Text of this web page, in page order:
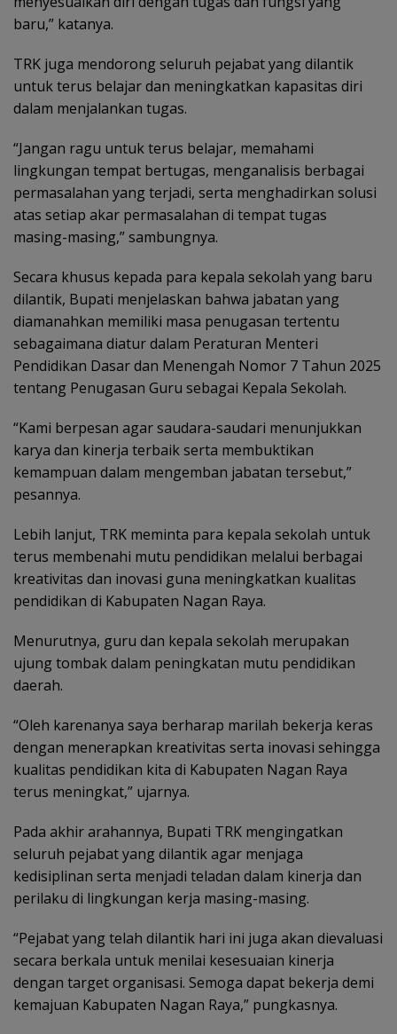
baru,” katanya.
TRK juga mendorong seluruh pejabat yang dilantik
untuk terus belajar dan meningkatkan kapasitas diri
dalam menjalankan tugas.
“Jangan ragu untuk terus belajar, memahami
lingkungan tempat bertugas, menganalisis berbagai
permasalahan yang terjadi, serta menghadirkan solusi
atas setiap akar permasalahan di tempat tugas
masing-masing,” sambungnya.
Secara khusus kepada para kepala sekolah yang baru
dilantik, Bupati menjelaskan bahwa jabatan yang
diamanahkan memiliki masa penugasan tertentu
sebagaimana diatur dalam Peraturan Menteri
Pendidikan Dasar dan Menengah Nomor 7 Tahun 2025
tentang Penugasan Guru sebagai Kepala Sekolah.
“Kami berpesan agar saudara-saudari menunjukkan
karya dan kinerja terbaik serta membuktikan
kemampuan dalam mengemban jabatan tersebut,”
pesannya.
Lebih lanjut, TRK meminta para kepala sekolah untuk
terus membenahi mutu pendidikan melalui berbagai
kreativitas dan inovasi guna meningkatkan kualitas
pendidikan di Kabupaten Nagan Raya.
Menurutnya, guru dan kepala sekolah merupakan
ujung tombak dalam peningkatan mutu pendidikan
daerah.
“Oleh karenanya saya berharap marilah bekerja keras
dengan menerapkan kreativitas serta inovasi sehingga
kualitas pendidikan kita di Kabupaten Nagan Raya
terus meningkat,” ujarnya.
Pada akhir arahannya, Bupati TRK mengingatkan
seluruh pejabat yang dilantik agar menjaga
kedisiplinan serta menjadi teladan dalam kinerja dan
perilaku di lingkungan kerja masing-masing.
“Pejabat yang telah dilantik hari ini juga akan dievaluasi
secara berkala untuk menilai kesesuaian kinerja
dengan target organisasi. Semoga dapat bekerja demi
kemajuan Kabupaten Nagan Raya,” pungkasnya.